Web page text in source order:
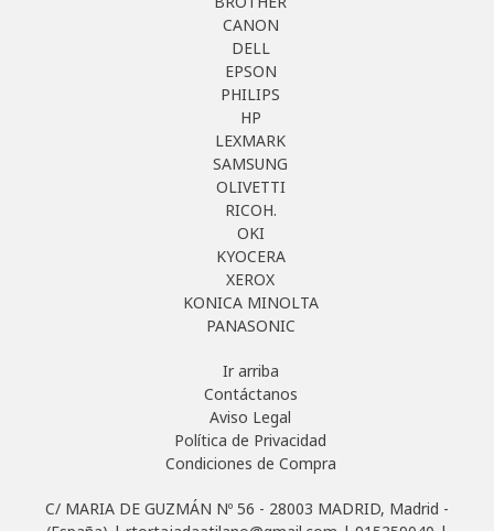
CANON
DELL
EPSON
PHILIPS
HP
LEXMARK
SAMSUNG
OLIVETTI
RICOH.
OKI
KYOCERA
XEROX
KONICA MINOLTA
PANASONIC
Ir arriba
Contáctanos
Aviso Legal
Política de Privacidad
Condiciones de Compra
C/ MARIA DE GUZMÁN Nº 56 - 28003 MADRID, Madrid -